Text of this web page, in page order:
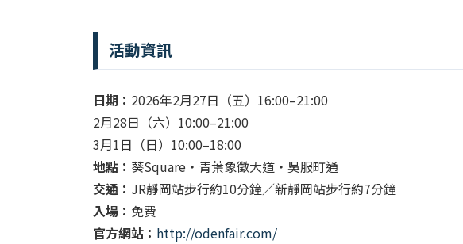
活動資訊
日期： 2026年2月27日（五）16:00–21:00
2月28日（六）10:00–21:00
3月1日（日）10:00–18:00
地點： 葵Square・青葉象徵大道・吳服町通
交通： JR靜岡站步行約10分鐘／新靜岡站步行約7分鐘
入場： 免費
官方網站： http://odenfair.com/